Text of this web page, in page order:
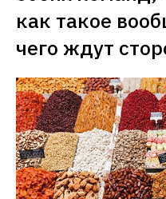
как такое
чего ждут